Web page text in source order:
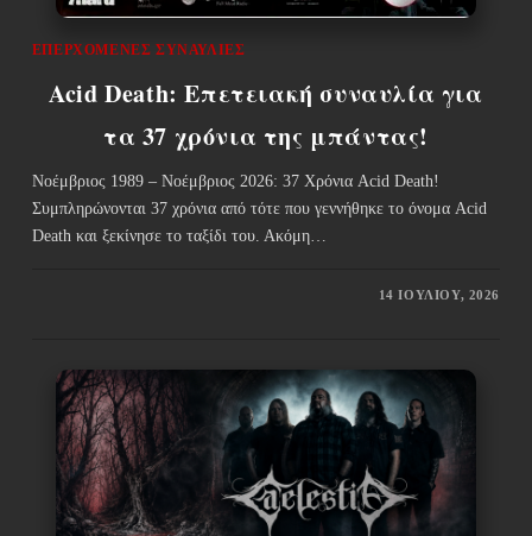
ΕΠΕΡΧΌΜΕΝΕΣ ΣΥΝΑΥΛΊΕΣ
Acid Death: Επετειακή συναυλία για
τα 37 χρόνια της μπάντας!
Νοέμβριος 1989 – Νοέμβριος 2026: 37 Χρόνια Acid Death!
Συμπληρώνονται 37 χρόνια από τότε που γεννήθηκε το όνομα Acid
Death και ξεκίνησε το ταξίδι του. Ακόμη…
14 ΙΟΥΛΊΟΥ, 2026